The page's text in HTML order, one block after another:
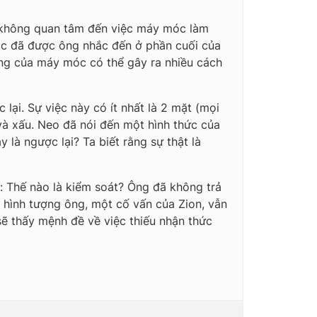
quan tâm đến việc máy móc làm
đã được ông nhắc đến ở phần cuối của
của máy móc có thể gây ra nhiều cách
lại. Sự việc này có ít nhất là 2 mặt (mọi
xấu. Neo đã nói đến một hình thức của
là ngược lại? Ta biết rằng sự thật là
nào là kiểm soát? Ông đã không trả
tượng ông, một cố vấn của Zion, vẫn
thấy mệnh đề về việc thiếu nhận thức